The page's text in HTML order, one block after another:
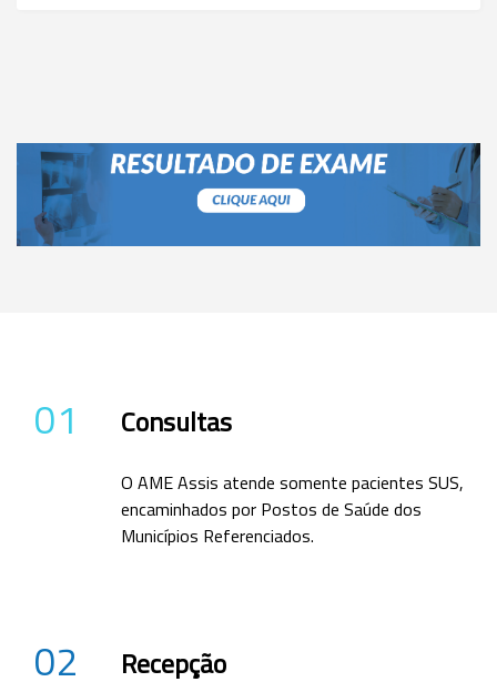
01 Consultas
O AME Assis atende somente pacientes SUS,
encaminhados por Postos de Saúde dos
Municípios Referenciados.
02 Recepção